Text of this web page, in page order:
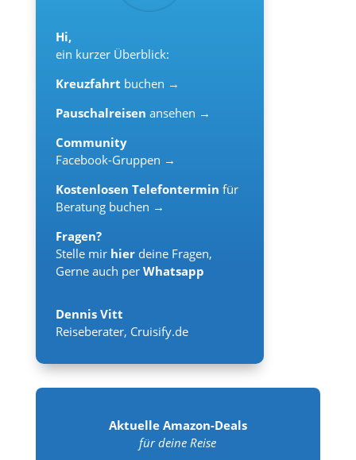
Hi,
ein kurzer Überblick:
Kreuzfahrt buchen →
Pauschalreisen ansehen →
Community
Facebook-Gruppen →
Kostenlosen Telefontermin für
Beratung buchen →
Fragen?
Stelle mir hier deine Fragen,
Gerne auch per Whatsapp
Dennis Vitt
Reiseberater, Cruisify.de
Aktuelle Amazon-Deals
für deine Reise